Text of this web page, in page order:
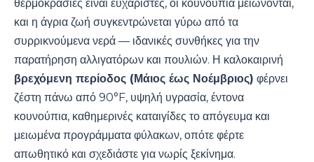
θερμοκρασίες είναι ευχάριστες, οι κουνούπια μειώνονται,
και η άγρια ζωή συγκεντρώνεται γύρω από τα
συρρικνούμενα νερά — ιδανικές συνθήκες για την
παρατήρηση αλλιγατόρων και πουλιών. Η καλοκαιρινή
βρεχόμενη περίοδος (Μάιος έως Νοέμβριος) φέρνει
ζέστη πάνω από 90°F, υψηλή υγρασία, έντονα
κουνούπια, καθημερινές καταιγίδες το απόγευμα και
μειωμένα προγράμματα φύλακων, οπότε φέρτε
απωθητικό και σχεδιάστε για νωρίς ξεκίνημα.